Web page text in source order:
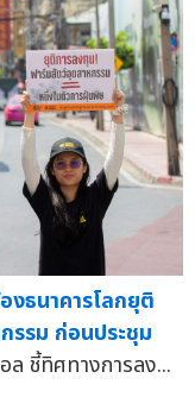
งธนาคารโลกยุติ
รรม ก่อนประชุม
ชี้ทิศทางการลง...